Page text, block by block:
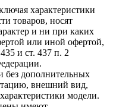
характеристики
товаров, носят
и ни при каких
или иной офертой,
и ст. 437 п. 2
без дополнительных
внешний вид,
модели.